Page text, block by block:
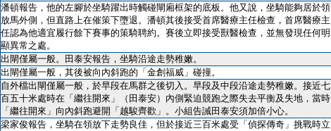
潘頓報告，他的左腳於坐騎躍出時觸碰閘廂框架的底板。他又說，坐騎能夠居於領
放馬外側，但直路上在催策下墮退。潘頓其後接受首席醫療主任檢查，首席醫療主
任認為他適宜履行餘下賽事的策騎聘約。賽後立即接受獸醫檢查，並無發現任何明
顯異常之處。
出閘僅屬一般。田泰安報告，坐騎沿途走勢稚嫩。
出閘僅屬一般，其後被向內斜跑的「金創福威」碰撞。
自外檔出閘僅屬一般，於早段在馬群之後切入。早段及中段沿途走勢稚嫩。接近七
百五十米處時在「繼往開來」（田泰安）內側緊迫競跑之際失去平衡及失地，當時
「繼往開來」向內斜跑避開「越駿齊歡」。小組告誡田泰安須加倍小心。
梁家俊報告，坐騎在領放下走勢良佳，但於接近三百米處受「偵探傳奇」挑戰時立